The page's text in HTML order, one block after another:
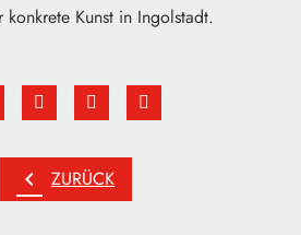
konkrete Kunst in Ingolstadt.
chevron_left ZURÜCK